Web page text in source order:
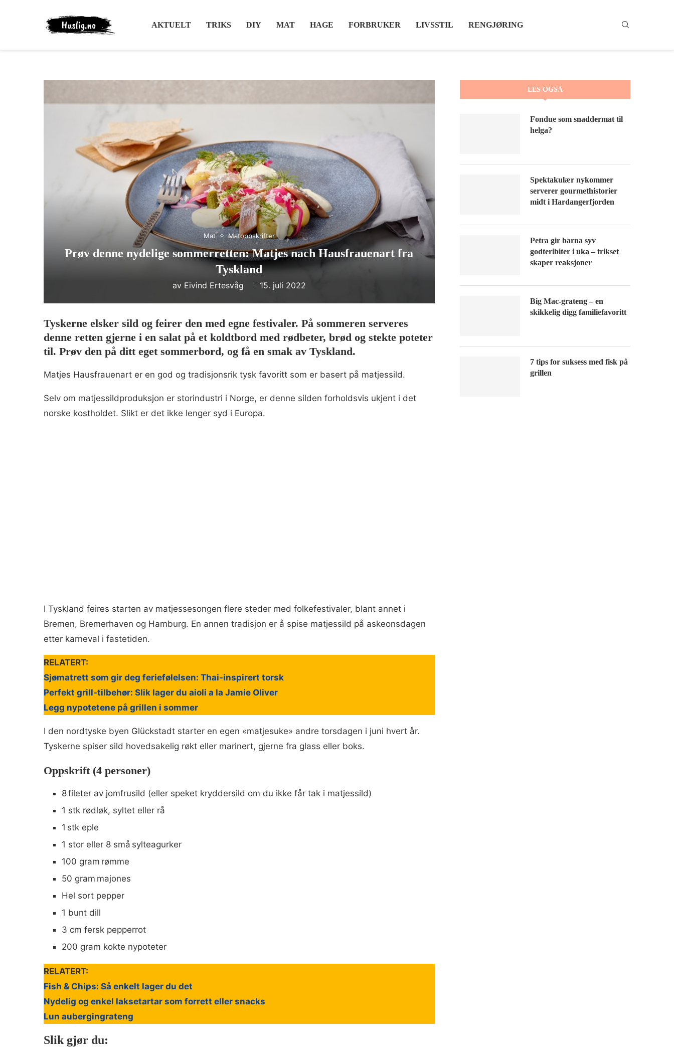
AKTUELT TRIKS DIY MAT HAGE FORBRUKER LIVSSTIL RENGJØRING
Mat Matoppskrifter
Prøv denne nydelige sommerretten: Matjes nach Hausfrauenart fra
Tyskland
av Eivind Ertesvåg 15. juli 2022
Tyskerne elsker sild og feirer den med egne festivaler. På sommeren serveres
denne retten gjerne i en salat på et koldtbord med rødbeter, brød og stekte poteter
til. Prøv den på ditt eget sommerbord, og få en smak av Tyskland.
Matjes Hausfrauenart er en god og tradisjonsrik tysk favoritt som er basert på matjessild.
Selv om matjessildproduksjon er storindustri i Norge, er denne silden forholdsvis ukjent i det
norske kostholdet. Slikt er det ikke lenger syd i Europa.
I Tyskland feires starten av matjessesongen flere steder med folkefestivaler, blant annet i
Bremen, Bremerhaven og Hamburg. En annen tradisjon er å spise matjessild på askeonsdagen
etter karneval i fastetiden.
RELATERT:
Sjømatrett som gir deg feriefølelsen: Thai-inspirert torsk
Perfekt grill-tilbehør: Slik lager du aioli a la Jamie Oliver
Legg nypotetene på grillen i sommer
I den nordtyske byen Glückstadt starter en egen «matjesuke» andre torsdagen i juni hvert år.
Tyskerne spiser sild hovedsakelig røkt eller marinert, gjerne fra glass eller boks.
Oppskrift (4 personer)
8 fileter av jomfrusild (eller speket kryddersild om du ikke får tak i matjessild)
1 stk rødløk, syltet eller rå
1 stk eple
1 stor eller 8 små sylteagurker
100 gram rømme
50 gram majones
Hel sort pepper
1 bunt dill
3 cm fersk pepperrot
200 gram kokte nypoteter
RELATERT:
Fish & Chips: Så enkelt lager du det
Nydelig og enkel laksetartar som forrett eller snacks
Lun aubergingrateng
Slik gjør du:
LES OGSÅ
Fondue som snaddermat til
helga?
Spektakulær nykommer
serverer gourmethistorier
midt i Hardangerfjorden
Petra gir barna syv
godteribiter i uka – trikset
skaper reaksjoner
Big Mac-grateng – en
skikkelig digg familiefavoritt
7 tips for suksess med fisk på
grillen